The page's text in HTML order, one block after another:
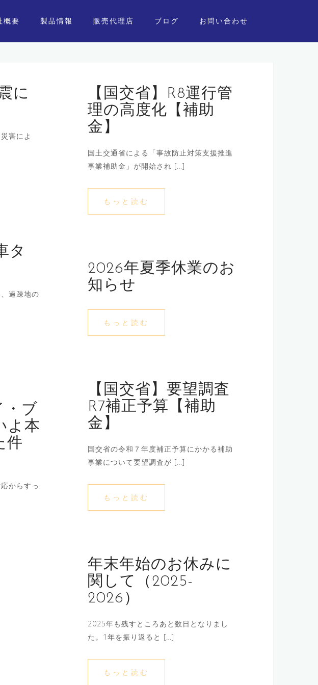
概要 製品情報 販売代理店 ブログ お問い合わせ
に
害によ
【国交省】R8運行管
理の高度化【補助
金】
国土交通省による「事故防止対策支援推進
事業補助金」が開始され […]
もっと読む
タ
過疎地の
2026年夏季休業のお
知らせ
もっと読む
【国交省】要望調査
R7補正予算【補助
金】
国交省の令和７年度補正予算にかかる補助
事業について要望調査が […]
もっと読む
・ブ
よ本
件
からすっ
年末年始のお休みに
関して（2025-
2026）
2025年も残すところあと数日となりまし
た。1年を振り返ると […]
もっと読む